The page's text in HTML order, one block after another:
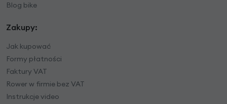
Blog bike
Zakupy:
Jak kupować
Formy płatności
Faktury VAT
Rower w firmie bez VAT
Instrukcje video